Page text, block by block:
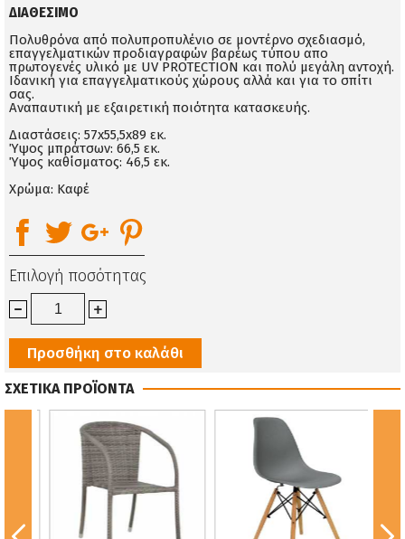
ΔΙΑΘΈΣΙΜΟ
Πολυθρόνα από πολυπροπυλένιο σε μοντέρνο σχεδιασμό,
επαγγελματικών προδιαγραφών βαρέως τύπου απο
πρωτογενές υλικό με UV PROTECTION και πολύ μεγάλη αντοχή.
Ιδανική για επαγγελματικούς χώρους αλλά και για το σπίτι
σας.
Αναπαυτική με εξαιρετική ποιότητα κατασκευής.
Διαστάσεις: 57x55,5x89 εκ.
Ύψος μπράτσων: 66,5 εκ.
Ύψος καθίσματος: 46,5 εκ.
Χρώμα: Καφέ
Επιλογή ποσότητας
Προσθήκη στο καλάθι
ΣΧΕΤΙΚΑ ΠΡΟΪΟΝΤΑ